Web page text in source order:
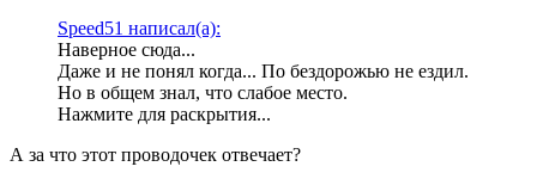
Speed51 написал(а):
Наверное сюда...
Даже и не понял когда... По бездорожью не ездил.
Но в общем знал, что слабое место.
Нажмите для раскрытия...
А за что этот проводочек отвечает?